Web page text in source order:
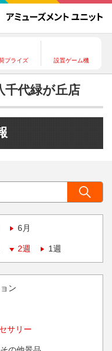
プライズ 設置ゲーム機
代緑が丘店
6月
2週 1週
ン
サリー